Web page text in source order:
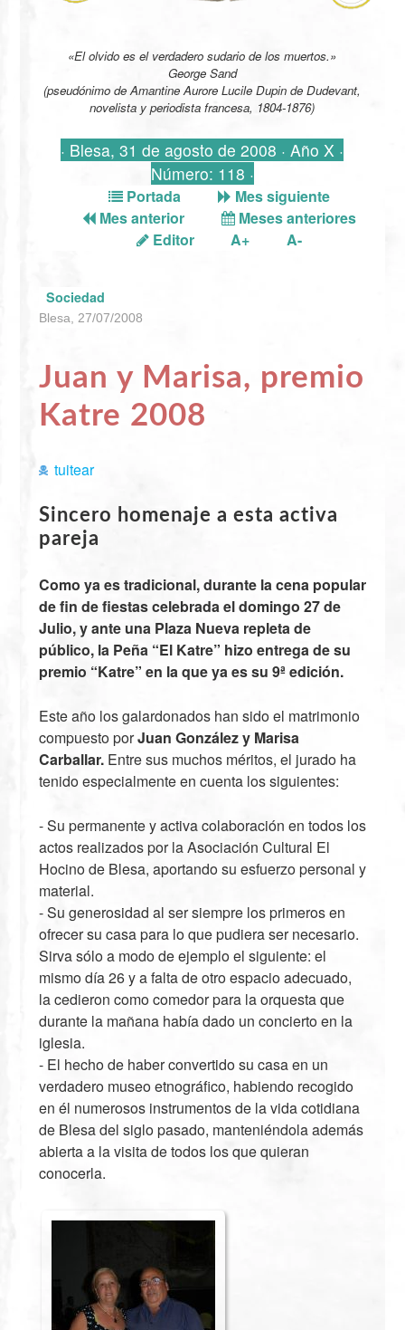
«El olvido es el verdadero sudario de los muertos.»
George Sand
(pseudónimo de Amantine Aurore Lucile Dupin de Dudevant,
novelista y periodista francesa, 1804-1876)
· Blesa, 31 de agosto de 2008 · Año X ·
Número: 118 ·
Portada
Mes siguiente
Mes anterior
Meses anteriores
Editor
A+ A-
Sociedad
Blesa, 27/07/2008
Juan y Marisa, premio
Katre 2008
tuitear
Sincero homenaje a esta activa
pareja
Como ya es tradicional, durante la cena popular
de fin de fiestas celebrada el domingo 27 de
Julio, y ante una Plaza Nueva repleta de
público, la Peña “El Katre” hizo entrega de su
premio “Katre” en la que ya es su 9ª edición.
Este año los galardonados han sido el matrimonio
compuesto porJuan González y Marisa
Carballar.Entre sus muchos méritos, el jurado ha
tenido especialmente en cuenta los siguientes:
- Su permanente y activa colaboración en todos los
actos realizados por la Asociación Cultural El
Hocino de Blesa, aportando su esfuerzo personal y
material.
- Su generosidad al ser siempre los primeros en
ofrecer su casa para lo que pudiera ser necesario.
Sirva sólo a modo de ejemplo el siguiente: el
mismo día 26 y a falta de otro espacio adecuado,
la cedieron como comedor para la orquesta que
durante la mañana había dado un concierto en la
iglesia.
- El hecho de haber convertido su casa en un
verdadero museo etnográfico, habiendo recogido
en él numerosos instrumentos de la vida cotidiana
de Blesa del siglo pasado, manteniéndola además
abierta a la visita de todos los que quieran
conocerla.